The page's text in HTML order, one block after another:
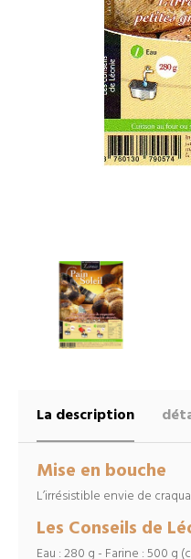
La description
Mise en bouche
L’irrésistible envie de
Les Conseils de
Eau : 280 g - Farine : 500 g